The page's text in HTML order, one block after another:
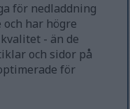
för nedladdning
har högre
- än de
och sidor på
för